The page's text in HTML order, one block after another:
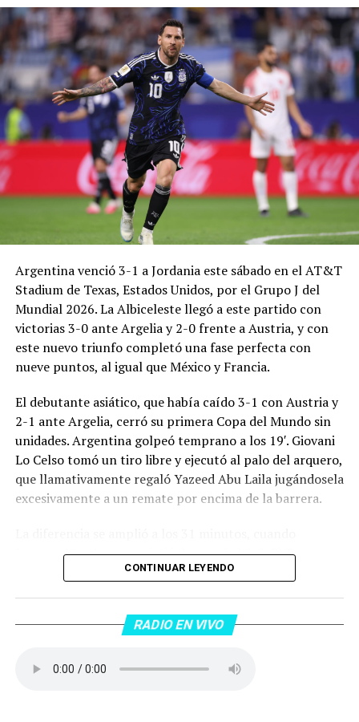
Argentina venció 3-1 a Jordania este sábado en el AT&T
Stadium de Texas, Estados Unidos, por el Grupo J del
Mundial 2026. La Albiceleste llegó a este partido con
victorias 3-0 ante Argelia y 2-0 frente a Austria, y con
este nuevo triunfo completó una fase perfecta con
nueve puntos, al igual que México y Francia.
El debutante asiático, que había caído 3-1 con Austria y
2-1 ante Argelia, cerró su primera Copa del Mundo sin
unidades. Argentina golpeó temprano a los 19′. Giovani
Lo Celso tomó un tiro libre y ejecutó al palo del arquero,
que llamativamente regaló Yazeed Abu Laila jugándosela
excesivamente a un remate por encima de la barrera.
Lautaro Martínez convirtió de penal el 2-0. El Toro
anotó su primer gol en Copas del Mundo, tras no
dentro del área sobre Marcos Senesi, que intentó ir a
una segunda pelota luego de un tiro en el travesaño del
patada en la cara del jugador jordano.
CONTINUAR LEYENDO
RADIO EN VIVO